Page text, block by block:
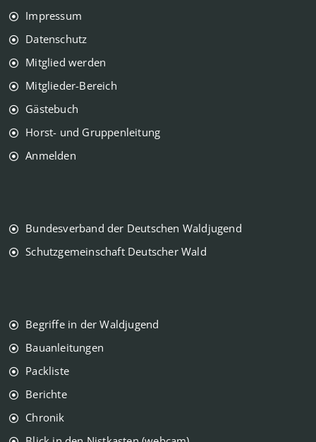
Impressum
Datenschutz
Mitglied werden
Mitglieder-Bereich
Gästebuch
Horst- und Gruppenleitung
Anmelden
Bundesverband der Deutschen Waldjugend
Schutzgemeinschaft Deutscher Wald
Begriffe in der Waldjugend
Bauanleitungen
Packliste
Berichte
Chronik